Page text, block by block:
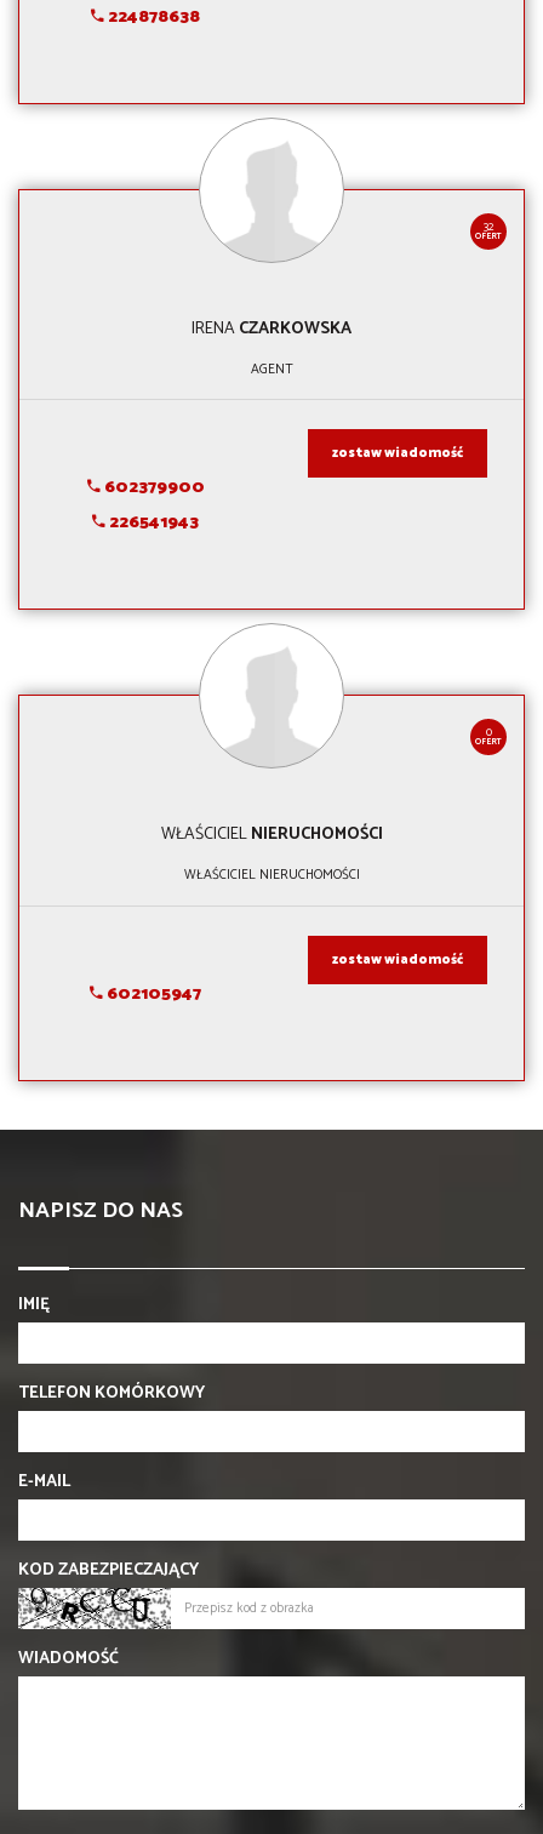
224878638
32
OFERT
IRENACZARKOWSKA
AGENT
602379900
226541943
zostaw wiadomość
0
OFERT
WŁAŚCICIELNIERUCHOMOŚCI
WŁAŚCICIEL NIERUCHOMOŚCI
602105947
zostaw wiadomość
NAPISZ DO NAS
IMIĘ
TELEFON KOMÓRKOWY
E-MAIL
KOD ZABEZPIECZAJĄCY
WIADOMOŚĆ